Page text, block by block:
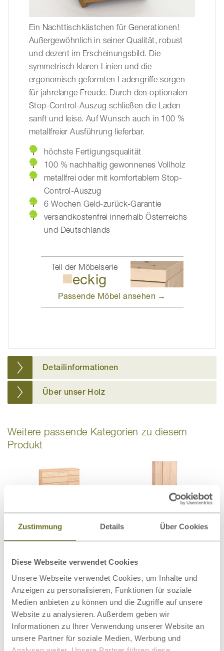
Zustimmung Details Über Cookies
Diese Webseite verwendet Cookies
Unsere Webseite verwendet Cookies, um Inhalte und
Anzeigen zu personalisieren, Funktionen für soziale
Medien anbieten zu können und die Zugriffe auf unsere
Website zu analysieren. Außerdem geben wir
Informationen zu Ihrer Verwendung unserer Website an
unsere Partner für soziale Medien, Werbung und
Ein Nachttischkästchen für Generationen!
Außergewöhnlich in seiner Qualität, robust
und dezent im Erscheinungsbild. Die
symmetrisch klaren Linien und die
ergonomisch geformten Ladengriffe sorgen
für jahrelange Freude. Durch den optionalen
Stop-Control-Auszug schließen die Laden
sanft und leise. Auf Wunsch auch in 100 %
metallfreier Ausführung lieferbar.
höchste Fertigungsqualität
100 % nachhaltig gewonnenes Vollholz
metallfrei oder mit komfortablem Stop-
Control-Auszug
6 Wochen Geld-zurück-Garantie
versandkostenfrei innerhalb Österreichs
und Deutschlands
Teil der Möbelserie
eckig
Passende Möbelansehen →
Detailinformationen
Über unser Holz
Weitere passende Kategorien zu diesem
Produkt
Kommoden
Schränke
Bettwaren